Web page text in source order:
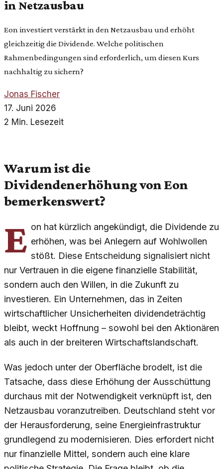
in Netzausbau
Eon investiert verstärkt in den Netzausbau und erhöht
gleichzeitig die Dividende. Welche politischen
Rahmenbedingungen sind erforderlich, um diesen Kurs
nachhaltig zu sichern?
Jonas Fischer
17. Juni 2026
2 Min. Lesezeit
Warum ist die
Dividendenerhöhung von Eon
bemerkenswert?
E on hat kürzlich angekündigt, die Dividende zu
erhöhen, was bei Anlegern auf Wohlwollen
stößt. Diese Entscheidung signalisiert nicht
nur Vertrauen in die eigene finanzielle Stabilität,
sondern auch den Willen, in die Zukunft zu
investieren. Ein Unternehmen, das in Zeiten
wirtschaftlicher Unsicherheiten dividendeträchtig
bleibt, weckt Hoffnung – sowohl bei den Aktionären
als auch in der breiteren Wirtschaftslandschaft.
Was jedoch unter der Oberfläche brodelt, ist die
Tatsache, dass diese Erhöhung der Ausschüttung
durchaus mit der Notwendigkeit verknüpft ist, den
Netzausbau voranzutreiben. Deutschland steht vor
der Herausforderung, seine Energieinfrastruktur
grundlegend zu modernisieren. Dies erfordert nicht
nur finanzielle Mittel, sondern auch eine klare